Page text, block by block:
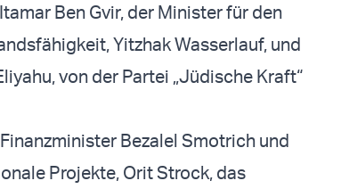
Ben Gvir, der Minister für den
Yitzhak Wasserlauf, und
von der Partei „Jüdische Kraft“
Bezalel Smotrich und
Projekte, Orit Strock, das